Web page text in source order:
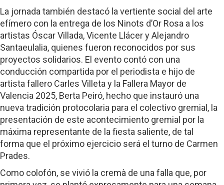
La jornada también destacó la vertiente social del arte
efímero con la entrega de los Ninots d’Or Rosa a los
artistas Óscar Villada, Vicente Llácer y Alejandro
Santaeulalia, quienes fueron reconocidos por sus
proyectos solidarios. El evento contó con una
conducción compartida por el periodista e hijo de
artista fallero Carles Villeta y la Fallera Mayor de
Valencia 2025, Berta Peiró, hecho que instauró una
nueva tradición protocolaria para el colectivo gremial, la
presentación de este acontecimiento gremial por la
máxima representante de la fiesta saliente, de tal
forma que el próximo ejercicio será el turno de Carmen
Prades.
Como colofón, se vivió la cremà de una falla que, por